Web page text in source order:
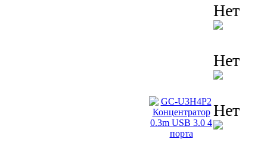
Нет
Нет
Нет